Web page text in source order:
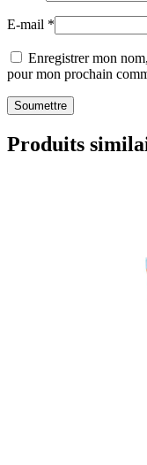
E-mail *
Enregistrer mon
pour mon prochain
Produits